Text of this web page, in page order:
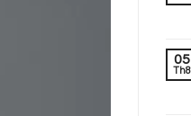
05
Th8